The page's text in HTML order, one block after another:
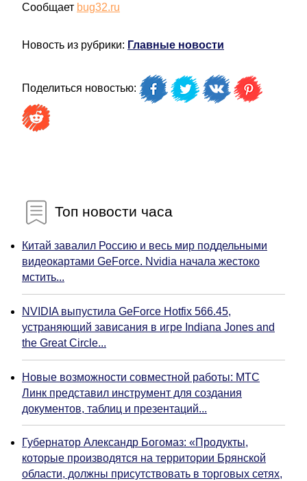
Сообщает bug32.ru
Новость из рубрики: Главные новости
Поделиться новостью:
Топ новости часа
Китай завалил Россию и весь мир поддельными
видеокартами GeForce. Nvidia начала жестоко
мстить...
NVIDIA выпустила GeForce Hotfix 566.45,
устраняющий зависания в игре Indiana Jones and
the Great Circle...
Новые возможности совместной работы: МТС
Линк представил инструмент для создания
документов, таблиц и презентаций...
Губернатор Александр Богомаз: «Продукты,
которые производятся на территории Брянской
области, должны присутствовать в торговых сетях,